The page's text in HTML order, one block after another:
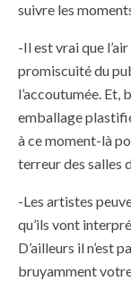
suivre les
-Il est vrai que
promiscuité du
l’accoutumée. Et,
emballage
à ce moment-là
terreur des salles
-Les artistes
qu’ils vont
D’ailleurs il n’est
bruyamment